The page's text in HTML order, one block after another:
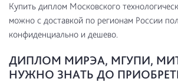
Купить диплом Московского
можно с доставкой по регионам России
конфиденциально и дешево.
ДИПЛОМ МИРЭА, МГУПИ,
НУЖНО ЗНАТЬ ДО